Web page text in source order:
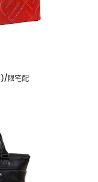
限宅配